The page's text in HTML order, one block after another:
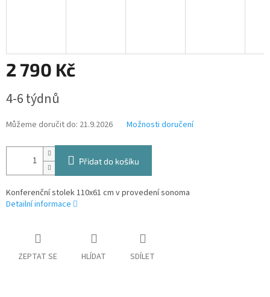
2 790 Kč
cena:
4-6 týdnů
Můžeme doručit do: 21.9.2026 Možnosti doručení
Přidat do košíku
Konferenční stolek 110x61 cm v provedení sonoma
Detailní informace
ZEPTAT SE HLÍDAT SDÍLET